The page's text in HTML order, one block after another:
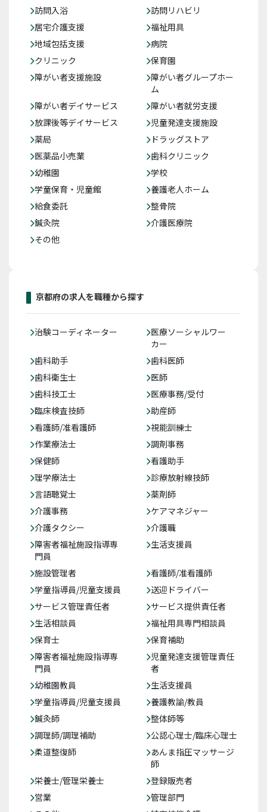
訪問入浴
訪問リハビリ
居宅介護支援
福祉用具
地域包括支援
病院
クリニック
保育園
障がい者支援施設
障がい者グループホー
ム
障がい者デイサービス
障がい者就労支援
放課後等デイサービス
児童発達支援施設
薬局
ドラッグストア
医薬品小売業
歯科クリニック
幼稚園
学校
学童保育・児童館
養護老人ホーム
給食委託
整骨院
鍼灸院
介護医療院
その他
京都府の求人を職種から探す
治験コーディネーター
医療ソーシャルワー
カー
歯科助手
歯科医師
歯科衛生士
医師
歯科技工士
医療事務/受付
臨床検査技師
助産師
看護師/准看護師
視能訓練士
作業療法士
調剤事務
保健師
看護助手
理学療法士
診療放射線技師
言語聴覚士
薬剤師
介護事務
ケアマネジャー
介護タクシー
介護職
障害者福祉施設指導専
門員
生活支援員
施設管理者
看護師/准看護師
学童指導員/児童支援員
送迎ドライバー
サービス管理責任者
サービス提供責任者
生活相談員
福祉用具専門相談員
保育士
保育補助
障害者福祉施設指導専
門員
児童発達支援管理責任
者
幼稚園教員
生活支援員
学童指導員/児童支援員
養護教諭/教員
鍼灸師
整体師等
調理師/調理補助
公認心理士/臨床心理士
柔道整復師
あんま指圧マッサージ
師
栄養士/管理栄養士
登録販売者
営業
管理部門